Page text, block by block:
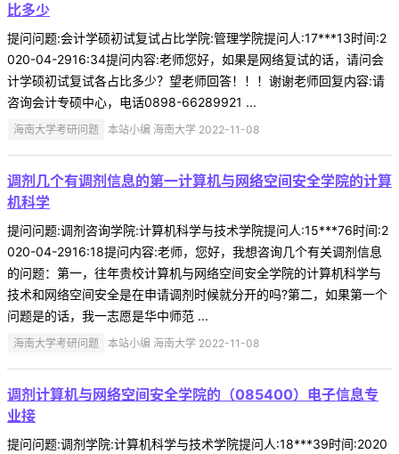
比多少
提问问题:会计学硕初试复试占比学院:管理学院提问人:17***13时间:2
020-04-2916:34提问内容:老师您好，如果是网络复试的话，请问会
计学硕初试复试各占比多少？望老师回答！！！谢谢老师回复内容:请
咨询会计专硕中心，电话0898-66289921 ...
海南大学考研问题 本站小编 海南大学 2022-11-08
调剂几个有调剂信息的第一计算机与网络空间安全学院的计算
机科学
提问问题:调剂咨询学院:计算机科学与技术学院提问人:15***76时间:2
020-04-2916:18提问内容:老师，您好，我想咨询几个有关调剂信息
的问题：第一，往年贵校计算机与网络空间安全学院的计算机科学与
技术和网络空间安全是在申请调剂时候就分开的吗?第二，如果第一个
问题是的话，我一志愿是华中师范 ...
海南大学考研问题 本站小编 海南大学 2022-11-08
调剂计算机与网络空间安全学院的（085400）电子信息专
业接
提问问题:调剂学院:计算机科学与技术学院提问人:18***39时间:2020